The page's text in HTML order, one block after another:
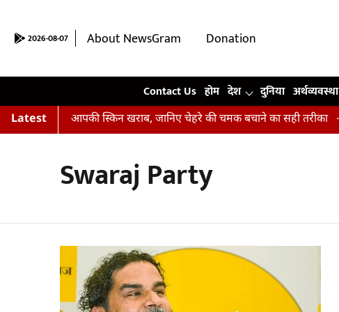
2026-08-07 About NewsGram
Donation
Contact Us होम देश दुनिया अर्थव्यवस्था
Latest
कर रहीं हैं आपकी स्किन खराब, जानिए चेहरे की चमक बचाने का सही तरीका
Swaraj Party